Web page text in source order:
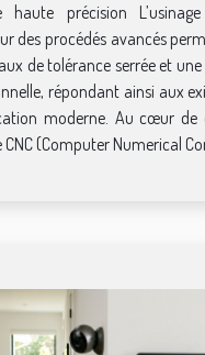
haute précision
des procédés avancés
de tolérance serrée et
répondant ainsi aux
moderne. Au cœur de
CNC (Computer Numerical